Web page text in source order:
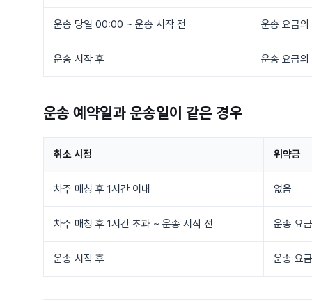
운송 당일 00:00 ~ 운송 시작 전 운송 요금
운송 시작 후 운송 요금
운송 예약일과 운송일이 같은 경우
취소 시점 위약금
차주 매칭 후 1시간 이내 없음
차주 매칭 후 1시간 초과 ~ 운송 시작 전 운송 요
운송 시작 후 운송 요